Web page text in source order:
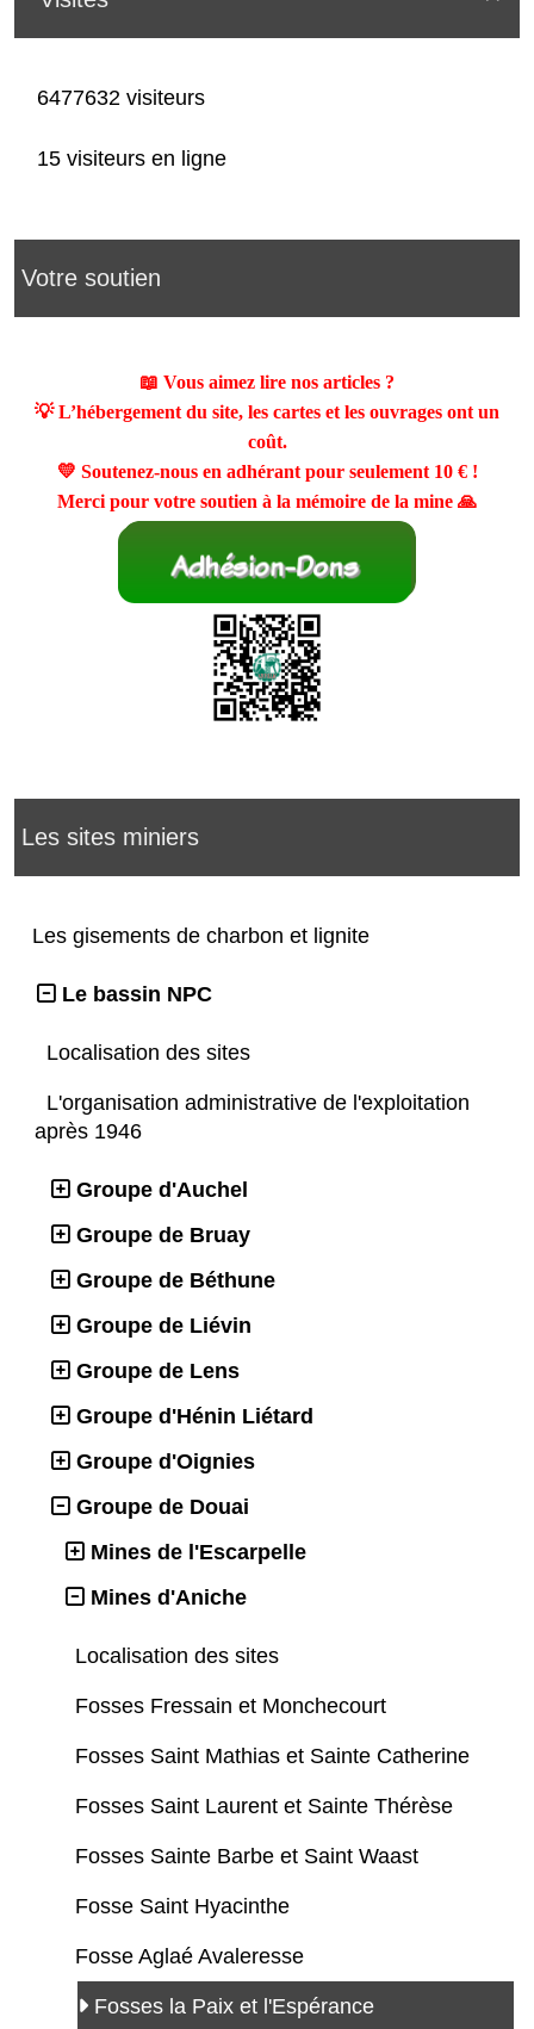
6477632 visiteurs
15 visiteurs en ligne
Votre soutien
📖 Vous aimez lire nos articles ?
💡 L’hébergement du site, les cartes et les ouvrages ont un
coût.
💛 Soutenez-nous en adhérant pour seulement 10 €!
Merci pour votre soutien à la mémoire de la mine 🙏
Les sites miniers
Les gisements de charbon et lignite
Le bassin NPC
Localisation des sites
L'organisation administrative de l'exploitation
après 1946
Groupe d'Auchel
Groupe de Bruay
Groupe de Béthune
Groupe de Liévin
Groupe de Lens
Groupe d'Hénin Liétard
Groupe d'Oignies
Groupe de Douai
Mines de l'Escarpelle
Mines d'Aniche
Localisation des sites
Fosses Fressain et Monchecourt
Fosses Saint Mathias et Sainte Catherine
Fosses Saint Laurent et Sainte Thérèse
Fosses Sainte Barbe et Saint Waast
Fosse Saint Hyacinthe
Fosse Aglaé Avaleresse
Fosses la Paix et l'Espérance